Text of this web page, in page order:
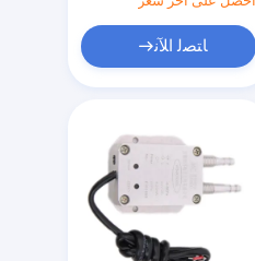
ﺎﺘﺼﻟ ﺍﻶﻧ